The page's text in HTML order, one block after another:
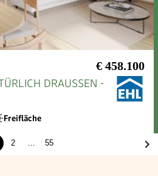
€ 458.100
DRAUSSEN -
Freifläche
2 … 55